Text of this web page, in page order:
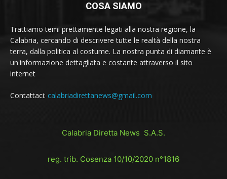
COSA SIAMO
Trattiamo temi prettamente legati alla nostra regione, la
Calabria, cercando di descrivere tutte le realtà della nostra
terra, dalla politica al costume. La nostra punta di diamante è
un'informazione dettagliata e costante attraverso il sito
internet
Contattaci: calabriadirettanews@gmail.com
Calabria Diretta News S.A.S.
reg. trib. Cosenza 10/10/2020 n°1816